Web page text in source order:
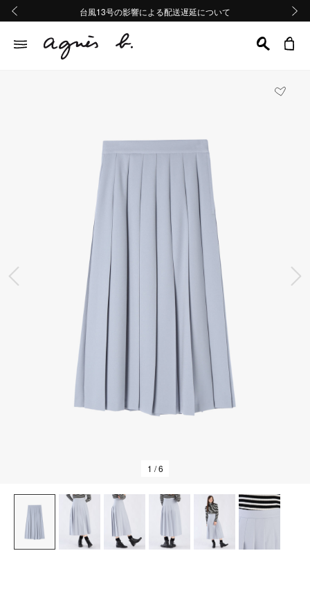
熊本地域地震の影響による配送遅延について
Summer Sale 2buy10%OFF!!
台風13号の影響による配送遅延について
熊本地域地震の影響による配送遅延について
Summer Sale 2buy10%OFF!!
前の画像
1 / 6